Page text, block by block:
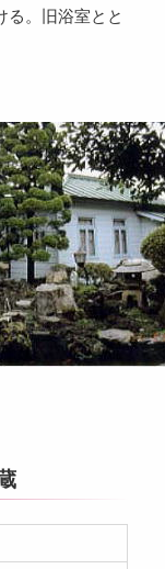
る。旧浴室とと